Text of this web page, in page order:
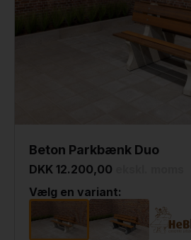
Beton Parkbænk Duo
DKK 12.200,00
Vælg en variant: